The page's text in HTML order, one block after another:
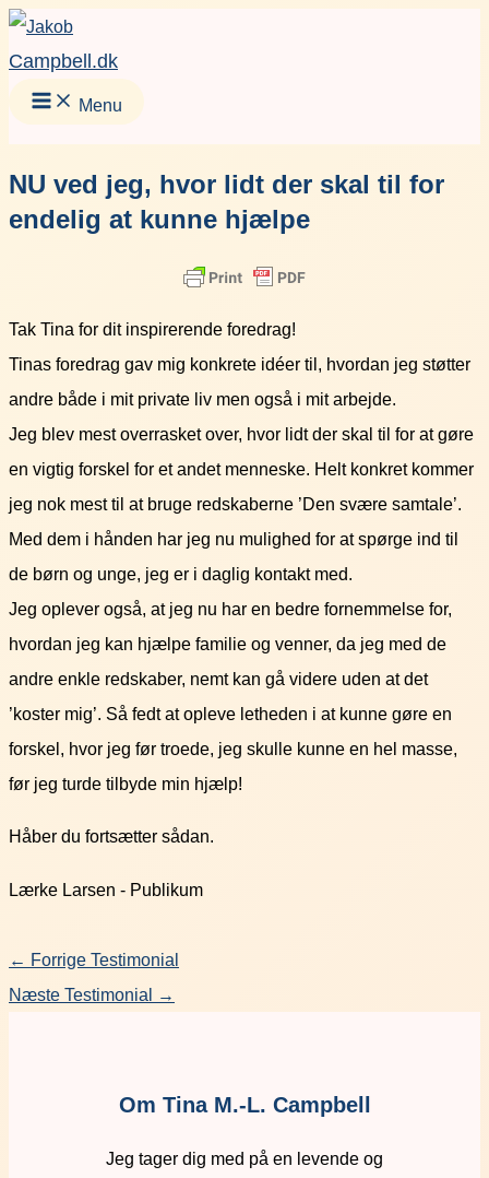
Gå
til
Campbell.dk
Menu
NU ved jeg, hvor lidt der skal til for
endelig at kunne hjælpe
Tak Tina for dit inspirerende foredrag!
Tinas foredrag gav mig konkrete idéer til, hvordan jeg støtter
andre både i mit private liv men også i mit arbejde.
Jeg blev mest overrasket over, hvor lidt der skal til for at gøre
en vigtig forskel for et andet menneske. Helt konkret kommer
jeg nok mest til at bruge redskaberne ’Den svære samtale’.
Med dem i hånden har jeg nu mulighed for at spørge ind til
de børn og unge, jeg er i daglig kontakt med.
Jeg oplever også, at jeg nu har en bedre fornemmelse for,
hvordan jeg kan hjælpe familie og venner, da jeg med de
andre enkle redskaber, nemt kan gå videre uden at det
’koster mig’. Så fedt at opleve letheden i at kunne gøre en
forskel, hvor jeg før troede, jeg skulle kunne en hel masse,
før jeg turde tilbyde min hjælp!
Håber du fortsætter sådan.
Lærke Larsen - Publikum
← Forrige Testimonial
Næste Testimonial →
Om Tina M.-L. Campbell
Jeg tager dig med på en levende og